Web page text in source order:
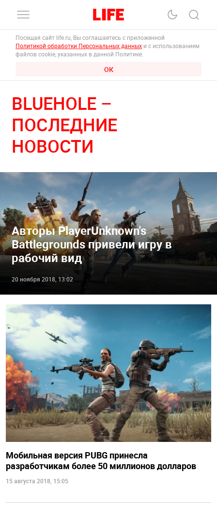
Посещая сайт life.ru, Вы соглашаетесь с приложенной
Политикой обработки Персональных данных и с использованием
файлов cookie, указанных в данной Политике.
ОК
BLUEHOLE –
ПОСЛЕДНИЕ
НОВОСТИ
Авторы PlayerUnknown's
Battlegrounds привели игру в
рабочий вид
20 ноября 2018, 13:02
Мобильная версия PUBG принесла
разработчикам более 50 миллионов долларов
15 августа 2018, 15:05